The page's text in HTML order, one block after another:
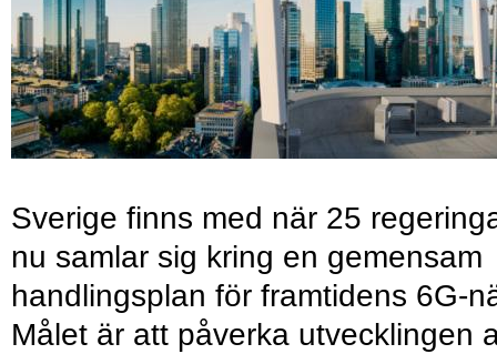
Sverige finns med när 25
nu samlar sig kring en gemensam
handlingsplan för framtidens 6G-
Målet är att påverka utvecklingen